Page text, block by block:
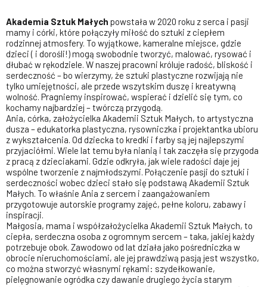
Akademia Sztuk Małych powstała w 2020 roku z serca i pasji
mamy i córki, które połączyły miłość do sztuki z ciepłem
rodzinnej atmosfery. To wyjątkowe, kameralne miejsce, gdzie
dzieci ( i dorośli!) mogą swobodnie tworzyć, malować, rysować i
dłubać w rękodziele. W naszej pracowni króluje radość, bliskość i
serdeczność – bo wierzymy, że sztuki plastyczne rozwijają nie
tylko umiejętności, ale przede wszytskim duszę i kreatywną
wolność. Pragniemy inspirować, wspierać i dzielić się tym, co
kochamy najbardziej – twórczą przygodą.
Ania, córka, założycielka Akademii Sztuk Małych, to artystyczna
dusza – edukatorka plastyczna, rysowniczka i projektantka ubioru
z wykształcenia. Od dziecka to kredki i farby są jej najlepszymi
przyjaciółmi. Wiele lat temu była nianią i tak zaczęła się przygoda
z pracą z dzieciakami. Gdzie odkryła, jak wiele radości daje jej
wspólne tworzenie z najmłodszymi. Połączenie pasji do sztuki i
serdeczności wobec dzieci stało się podstawą Akademii Sztuk
Małych. To właśnie Ania z sercem i zaangażowaniem
przygotowuje autorskie programy zajęć, pełne koloru, zabawy i
inspiracji.
Małgosia, mama i współzałożycielka Akademii Sztuk Małych, to
ciepła, serdeczna osoba z ogromnym sercem – taka, jakiej każdy
potrzebuje obok. Zawodowo od lat działa jako pośredniczka w
obrocie nieruchomościami, ale jej prawdziwą pasją jest wszystko,
co można stworzyć własnymi rękami: szydełkowanie,
pielęgnowanie ogródka czy dawanie drugiego życia starym